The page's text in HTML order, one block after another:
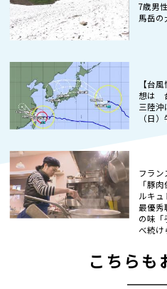
7歳男
馬岳の
【台
想は
三陸
（日
フラン
「豚
ルキ
最優秀
の味「
べ続け
こちらも